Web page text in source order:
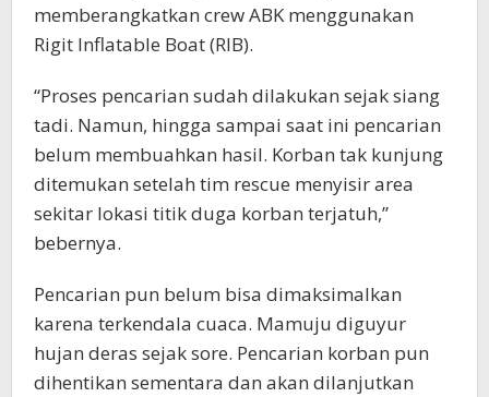
memberangkatkan crew ABK menggunakan
Rigit Inflatable Boat (RIB).
“Proses pencarian sudah dilakukan sejak siang
tadi. Namun, hingga sampai saat ini pencarian
belum membuahkan hasil. Korban tak kunjung
ditemukan setelah tim rescue menyisir area
sekitar lokasi titik duga korban terjatuh,”
bebernya.
Pencarian pun belum bisa dimaksimalkan
karena terkendala cuaca. Mamuju diguyur
hujan deras sejak sore. Pencarian korban pun
dihentikan sementara dan akan dilanjutkan